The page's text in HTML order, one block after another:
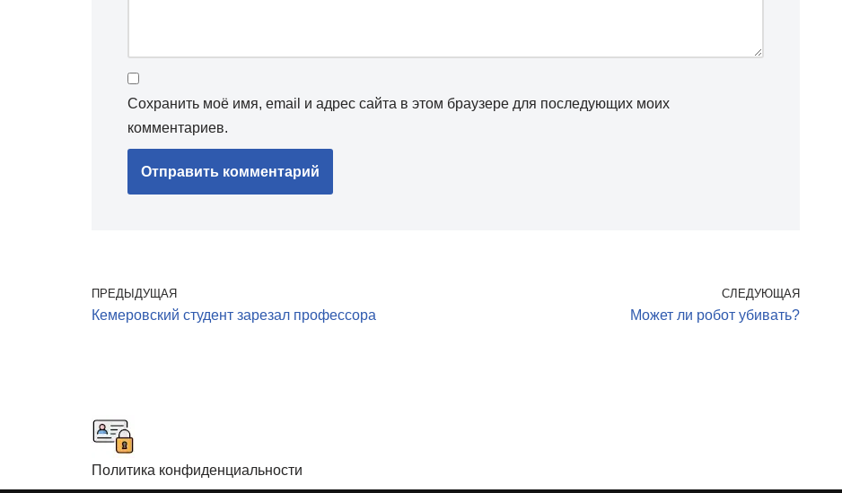
Сохранить моё имя, email и адрес сайта в этом браузере для последующих моих
комментариев.
ПРЕДЫДУЩАЯ
Кемеровский студент зарезал профессора
СЛЕДУЮЩАЯ
Может ли робот убивать?
Политика конфиденциальности